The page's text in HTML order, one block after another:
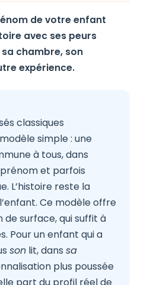
de votre enfant
avec ses peurs
chambre, son
expérience.
classiques
simple : une
à tous, dans
et parfois
L’histoire reste la
Ce modèle offre
surface, qui suffit à
Pour un enfant qui a
son lit, dans sa
plus poussée
part du profil réel de